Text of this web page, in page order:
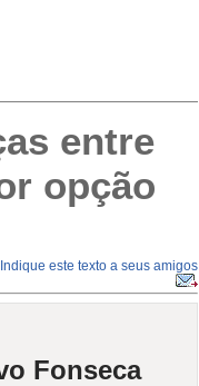
entre
opção
Indique este texto a seus amigos
Fonseca